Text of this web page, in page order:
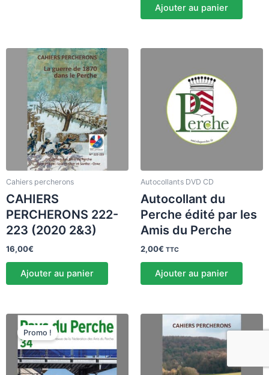
Ajouter au panier
Cahiers percherons
CAHIERS
PERCHERONS 222-
223 (2020 2&3)
16,00€
Ajouter au panier
Autocollants DVD CD
Autocollant du
Perche édité par les
Amis du Perche
2,00€ TTC
Ajouter au panier
Promo !
Le
prix
initial
était :
7,80€.
Le
prix
actuel
est :
6,30€.